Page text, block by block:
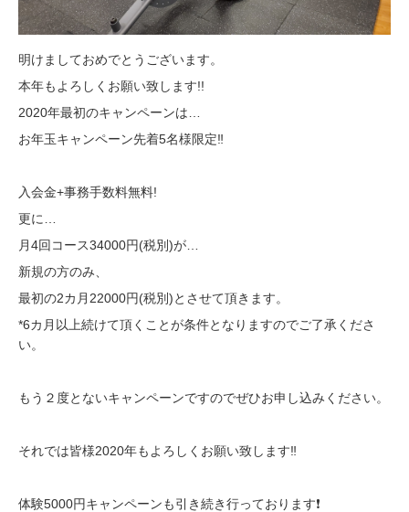
明けましておめでとうございます。
本年もよろしくお願い致します!!
2020年最初のキャンペーンは…
お年玉キャンペーン先着5名様限定‼️
入会金+事務手数料無料!
更に…
月4回コース34000円(税別)が…
新規の方のみ、
最初の2カ月22000円(税別)とさせて頂きます。
*6カ月以上続けて頂くことが条件となりますのでご了承くださ
い。
もう２度とないキャンペーンですのでぜひお申し込みください。
それでは皆様2020年もよろしくお願い致します‼️
体験5000円キャンペーンも引き続き行っております❗